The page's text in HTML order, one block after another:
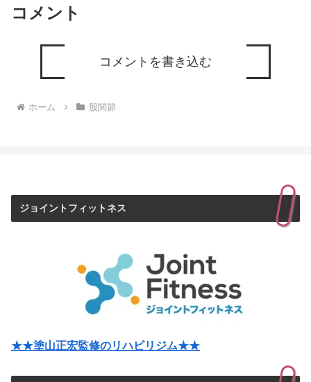
コメント
コメントを書き込む
ホーム 股関節
ジョイントフィットネス
★★塗山正宏監修のリハビリジム★★